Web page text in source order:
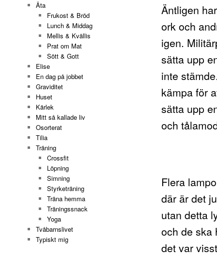
Äntligen
ork och
igen.
sätta upp
inte
kämpa för
sätta upp
och
Flera
där är det
utan detta
och de ska
det var
Äta
Frukost & Bröd
Lunch & Middag
Mellis & Kvällis
Prat om Mat
Sött & Gott
Elise
En dag på jobbet
Graviditet
Huset
Kärlek
Mitt så kallade liv
Osorterat
Tilia
Träning
Crossfit
Löpning
Simning
Styrketräning
Träna hemma
Träningssnack
Yoga
Tvåbarnslivet
Typiskt mig